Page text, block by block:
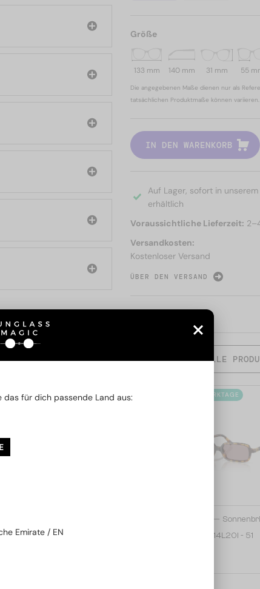
Größe
133 mm 140 mm 31 mm 55
Die angegebenen Maße dienen nur als
tatsächlichen Produktmaße können variieren.
IN DEN WARENKORB
Auf Lager, sofort in
erhältlich
Voraussichtliche Lieferzeit:
Versandkosten:
Kostenloser Versand
ÜBER DEN VERSAND
ALLE
2-4 WERKTAGE
PLUS 65 EUR
2-4 WERKTAGE
—
MU 11ZS - 14L20I - 51
das für dich passende Land aus:
Emirate / EN